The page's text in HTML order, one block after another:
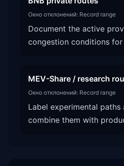
Окно отклонений: Record range
Document the active
congestion conditions for
MEV-Share / research
Окно отклонений: Record range
Label experimental paths
combine them with